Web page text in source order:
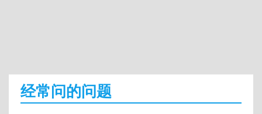
经常问的问题